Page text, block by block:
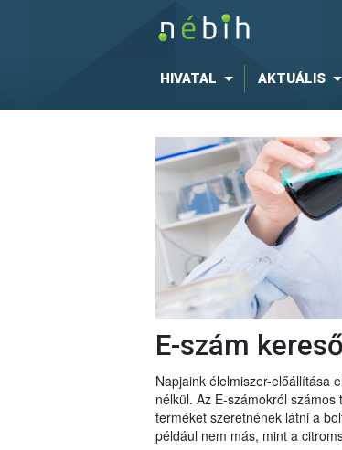
HIVATAL AKTUÁLIS
E-szám kereső
Napjaink élelmiszer-előállítása
nélkül. Az E-számokról
terméket szeretnének látni a
például nem más, mint a